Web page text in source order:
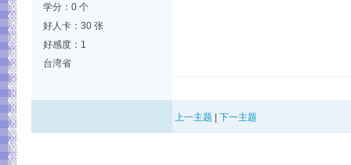
学分：0 个
好人卡：30 张
好感度：1
台湾省
上一主题 下一主题